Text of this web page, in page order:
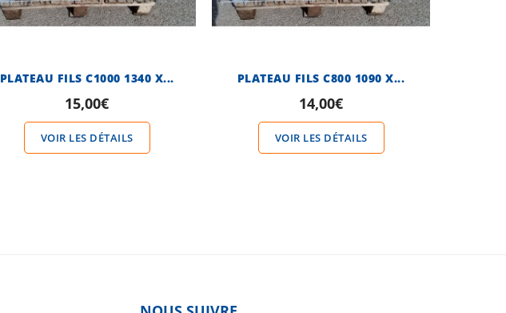
PLATEAU FILS C1000 1340 X...
15,00€
VOIR LES DÉTAILS
PLATEAU FILS C800 1090 X...
14,00€
VOIR LES DÉTAILS